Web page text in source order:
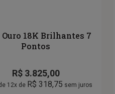
18K Brilhantes 7
Pontos
R$3.825,00
12x de R$ 318,75 sem juros